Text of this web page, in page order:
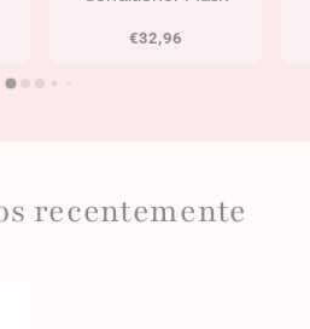
€32,96
recentemente